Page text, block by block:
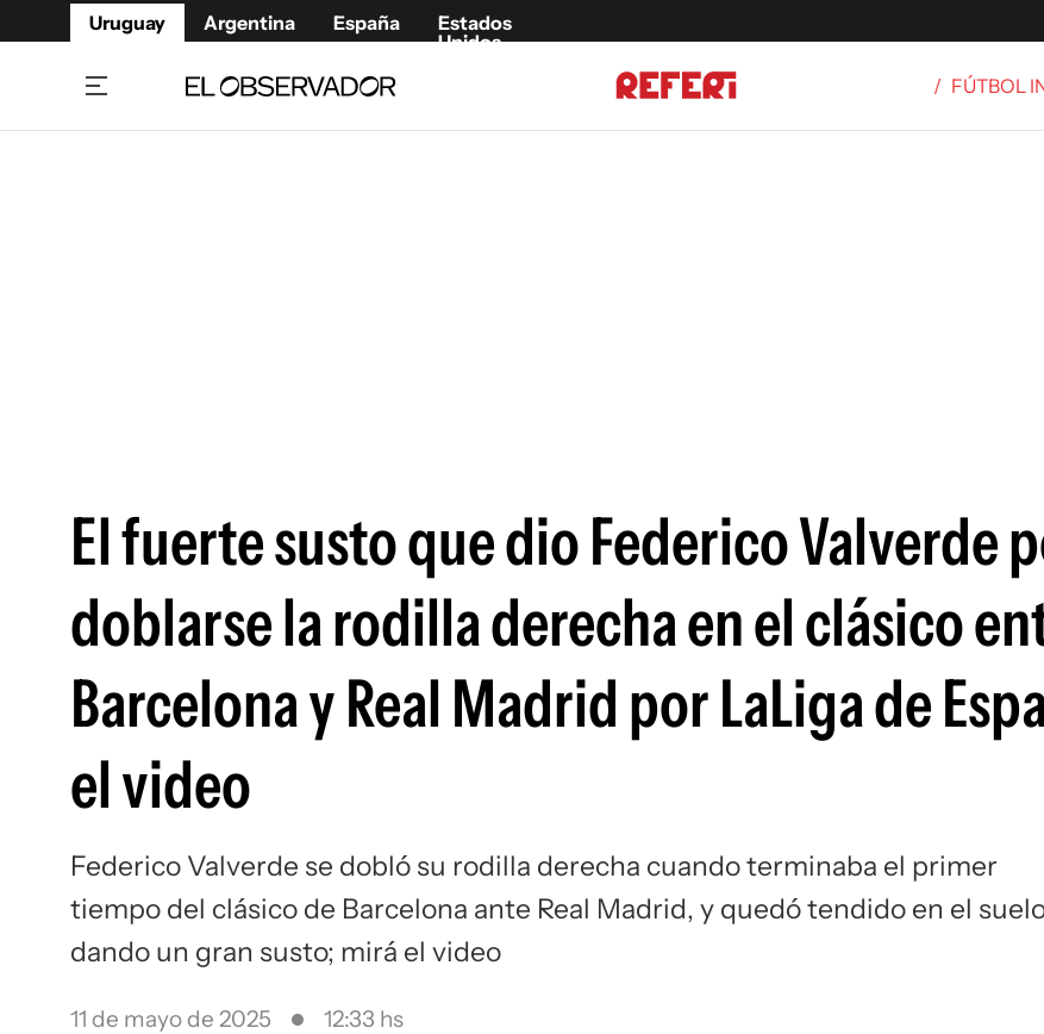
Uruguay Argentina España
Estados
Unidos
/ FÚTBOL
El fuerte susto que dio Federico Valverde
doblarse la rodilla derecha en el clásico
Barcelona y Real Madrid por LaLiga de
el video
Federico Valverde se dobló su rodilla derecha cuando terminaba el primer
tiempo del clásico de Barcelona ante Real Madrid, y quedó tendido en el
dando un gran susto; mirá el video
11 de mayo de 2025 12:33 hs